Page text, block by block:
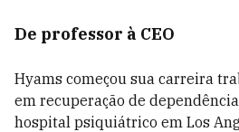
De professor à CEO
Hyams começou sua carreira
em recuperação de
hospital psiquiátrico em Los